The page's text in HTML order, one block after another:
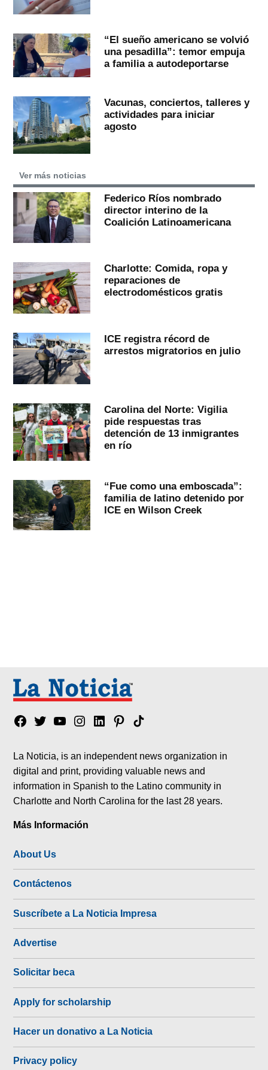
“El sueño americano se volvió
una pesadilla”: temor empuja
a familia a autodeportarse
Vacunas, conciertos, talleres y
actividades para iniciar
agosto
Ver más noticias
Federico Ríos nombrado
director interino de la
Coalición Latinoamericana
Charlotte: Comida, ropa y
reparaciones de
electrodomésticos gratis
ICE registra récord de
arrestos migratorios en julio
Carolina del Norte: Vigilia
pide respuestas tras
detención de 13 inmigrantes
en río
“Fue como una emboscada”:
familia de latino detenido por
ICE en Wilson Creek
Facebook
TwitterYouTubeInstagram
LinkedinPinterest
Tik
La Noticia, is an independent news organization in
digital and print, providing valuable news and
information in Spanish to the Latino community in
Charlotte and North Carolina for the last 28 years.
Más Información
About Us
Contáctenos
Suscríbete a La Noticia Impresa
Advertise
Solicitar beca
Apply for scholarship
Hacer un donativo a La Noticia
Privacy policy